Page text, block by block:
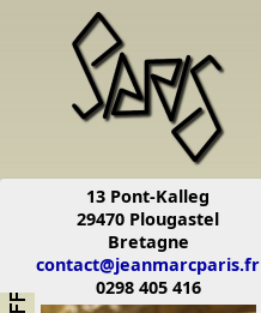
13 Pont-Kalleg
29470 Plougastel
Bretagne
contact@jeanmarcparis.fr
0298 405 416